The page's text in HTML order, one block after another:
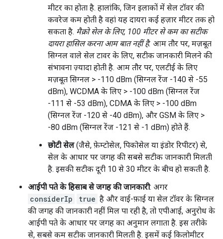
मीटर का होता है. हालांकि, जिन इलाकों में सेल टॉवर की
कवरेज कम होती है वहां यह दायरा कई हज़ार मीटर तक हो
सकता है. मैक्रो सेल के लिए, 100 मीटर से कम का सटीक
दायरा हासिल करना आम बात नहीं है. आम तौर पर, मज़बूत
सिग्नल वाले सेल टावर के लिए, सटीक जानकारी मिलने की
संभावना ज़्यादा होती है. आम तौर पर, एलटीई के लिए
मज़बूत सिग्नल > -110 dBm (सिग्नल रेंज -140 से -55
dBm), WCDMA के लिए > -100 dBm (सिग्नल रेंज
-111 से -53 dBm), CDMA के लिए > -100 dBm
(सिग्नल रेंज -120 से -40 dBm), और GSM के लिए >
-80 dBm (सिग्नल रेंज -121 से -1 dBm) होते हैं.
छोटी सेल(जैसे, फ़ेम्टोसेल, पिकोसेल या इंडोर रिपीटर) से,
सेल के आधार पर जगह की सबसे सटीक जानकारी मिलती
है. इसकी सटीक दूरी 10 से 30 मीटर के बीच हो सकती है.
आईपी पते के हिसाब से जगह की जानकारी: अगर
considerIp
true है और वाई-फ़ाई या सेल टॉवर के सिग्नल
की जगह की जानकारी नहीं मिल पा रही है, तो एपीआई, अनुरोध के
आईपी पते के आधार पर जगह का अनुमान लगाता है. इस तरीके
से, सबसे कम सटीक जानकारी मिलती है. इसमें कई किलोमीटर